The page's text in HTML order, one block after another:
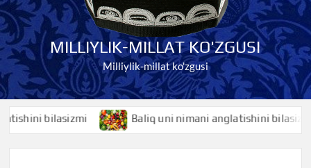
MILLIYLIK-MILLAT KO'ZGUSI
Milliylik-millat ko'zgusi
bilasizmi Baliq uni nimani anglatishini bilasizmi